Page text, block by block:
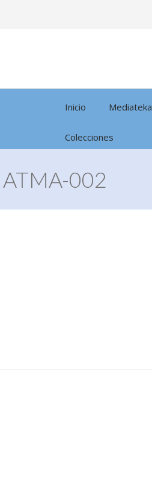
Inicio Mediateka
Colecciones
002